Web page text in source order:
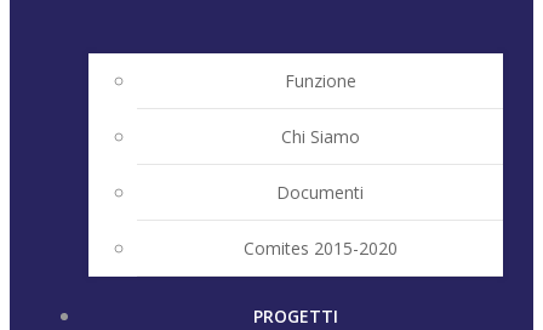
Funzione
Chi Siamo
Documenti
Comites 2015-2020
PROGETTI